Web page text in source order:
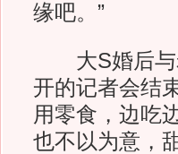
缘吧。”
大S婚后与
开的记者会结
用零食，边吃
也不以为意，